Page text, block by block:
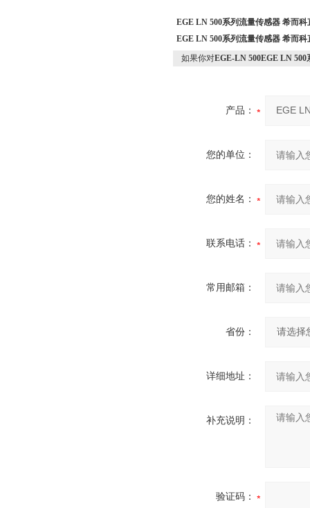
EGE LN 500系列流量传感器 希而科
EGE LN 500系列流量传感器 希而科
如果你对EGE-LN 500EGE LN
产品：
您的单位：
您的姓名：
联系电话：
常用邮箱：
省份：
详细地址：
补充说明：
验证码：